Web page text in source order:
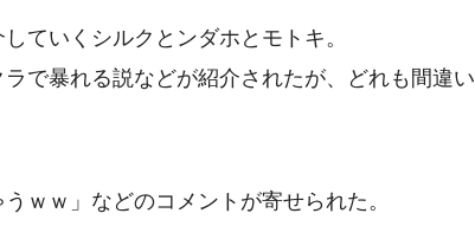
ていくシルクとンダホとモトキ。
で暴れる説などが紹介されたが、どれも間違い
ｗｗ」などのコメントが寄せられた。